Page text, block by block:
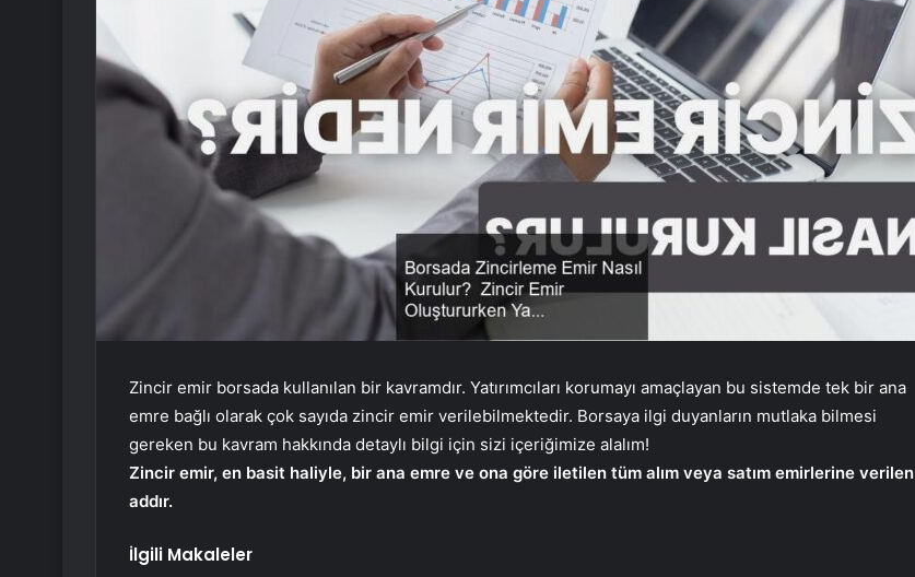
Zincir emir borsada kullanılan bir kavramdır. Yatırımcıları korumayı amaçlayan bu sistemde tek bir ana
emre bağlı olarak çok sayıda zincir emir verilebilmektedir. Borsaya ilgi duyanların mutlaka bilmesi
gereken bu kavram hakkında detaylı bilgi için sizi içeriğimize alalım!
Zincir emir, en basit haliyle, bir ana emre ve ona göre iletilen tüm alım veya satım emirlerine verilen
addır.
İlgili Makaleler